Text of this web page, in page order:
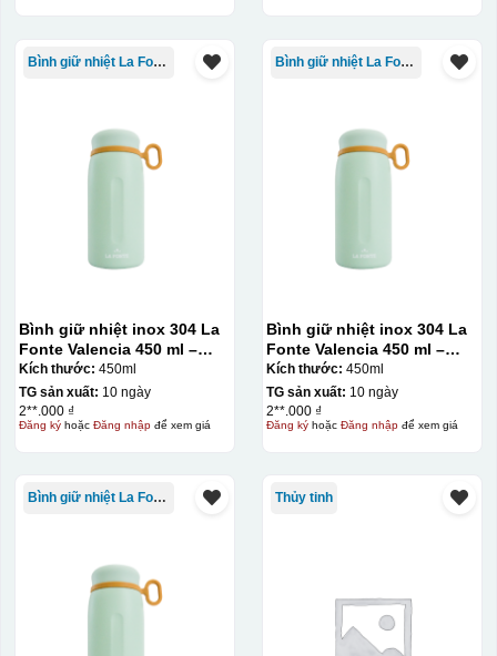
Khó khăn trong việc
sắc)
Chất liệu in decal
cong
Kiểu hộp:
Hộp xi lót lụa
Hộp xi ấm chén
Bình giữ nhiệt La Fonte
Bình giữ nhiệt inox 304 La
Fonte Valencia 450 ml –
012355
Kích thước: 450ml
TG sản xuất: 10 ngày
2**.000 ₫
Đăng kýhoặc Đăng nhậpđể xem giá
Bình giữ nhiệt La Fonte
Bình giữ nhiệt inox 304 La
Fonte Valencia 450 ml –
012355
Kích thước: 450ml
TG sản xuất: 10 ngày
2**.000 ₫
Đăng kýhoặc Đăng nhậpđể xem giá
Bình giữ nhiệt La Fonte Thủy tinh